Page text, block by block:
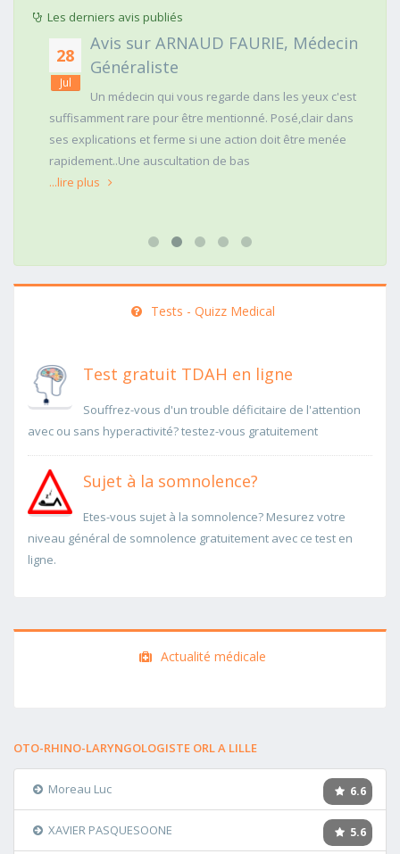
Les derniers avis publiés
28
Jul
Avis sur ARNAUD FAURIE, Médecin
Généraliste
Un médecin qui vous regarde dans les yeux c'est
suffisamment rare pour être mentionné. Posé,clair dans
ses explications et ferme si une action doit être menée
rapidement..Une auscultation de bas
...lire plus
Tests - Quizz Medical
Test gratuit TDAH en ligne
Souffrez-vous d'un trouble déficitaire de l'attention
avec ou sans hyperactivité? testez-vous gratuitement
Sujet à la somnolence?
Etes-vous sujet à la somnolence? Mesurez votre
niveau général de somnolence gratuitement avec ce test en
ligne.
Actualité médicale
OTO-RHINO-LARYNGOLOGISTE ORL A LILLE
6.6
Moreau Luc
5.6
XAVIER PASQUESOONE